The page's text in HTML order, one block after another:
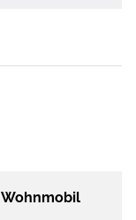
Wohnmobil